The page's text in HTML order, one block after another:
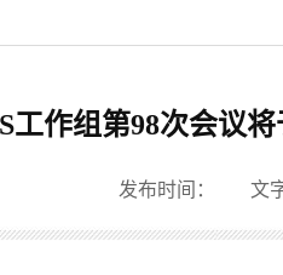
工作组第98次会议
发布时间： 文